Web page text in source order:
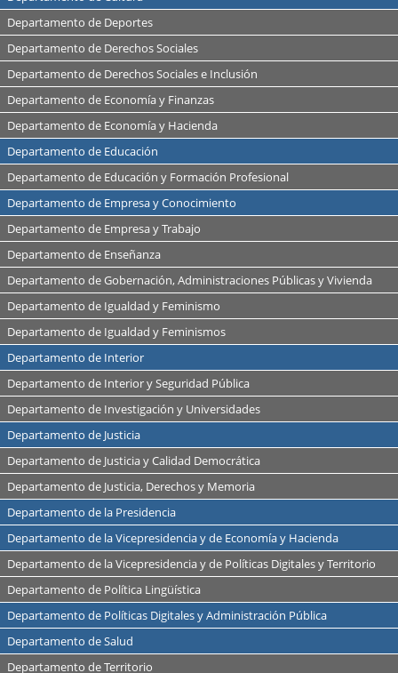
Departamento de Deportes
Departamento de Derechos Sociales
Departamento de Derechos Sociales e Inclusión
Departamento de Economía y Finanzas
Departamento de Economía y Hacienda
Departamento de Educación
Departamento de Educación y Formación Profesional
Departamento de Empresa y Conocimiento
Departamento de Empresa y Trabajo
Departamento de Enseñanza
Departamento de Gobernación, Administraciones Públicas y Vivienda
Departamento de Igualdad y Feminismo
Departamento de Igualdad y Feminismos
Departamento de Interior
Departamento de Interior y Seguridad Pública
Departamento de Investigación y Universidades
Departamento de Justicia
Departamento de Justicia y Calidad Democrática
Departamento de Justicia, Derechos y Memoria
Departamento de la Presidencia
Departamento de la Vicepresidencia y de Economía y Hacienda
Departamento de la Vicepresidencia y de Políticas Digitales y Territorio
Departamento de Política Lingüística
Departamento de Políticas Digitales y Administración Pública
Departamento de Salud
Departamento de Territorio